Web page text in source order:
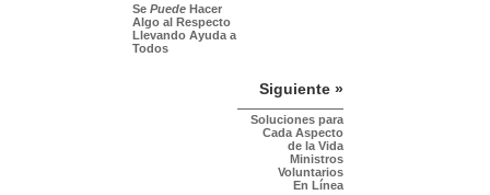
Se Puede Hacer
Algo al Respecto
Llevando Ayuda a
Todos
Siguiente »
Soluciones para
Cada Aspecto
de la Vida
Ministros
Voluntarios
En Línea